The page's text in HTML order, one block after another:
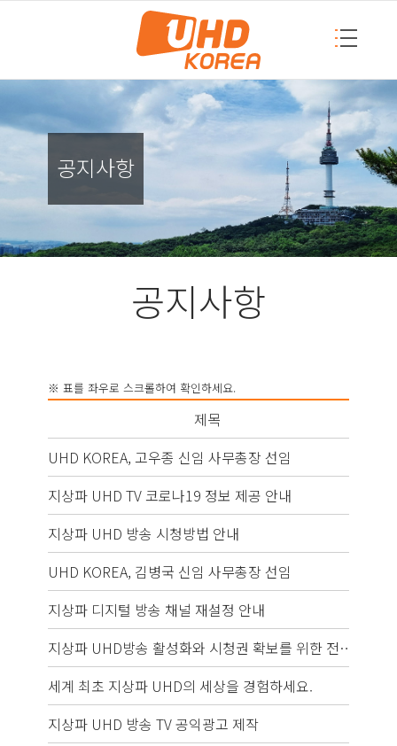
공지사항
공지사항
제목
UHD KOREA, 고우종 신임 사무총장 선임
지상파 UHD TV 코로나19 정보 제공 안내
지상파 UHD 방송 시청방법 안내
UHD KOREA, 김병국 신임 사무총장 선임
지상파 디지털 방송 채널 재설정 안내
지상파 UHD방송 활성화와 시청권 확보를 위한 전문가 정책 토론회
세계 최초 지상파 UHD의 세상을 경험하세요.
지상파 UHD 방송 TV 공익광고 제작